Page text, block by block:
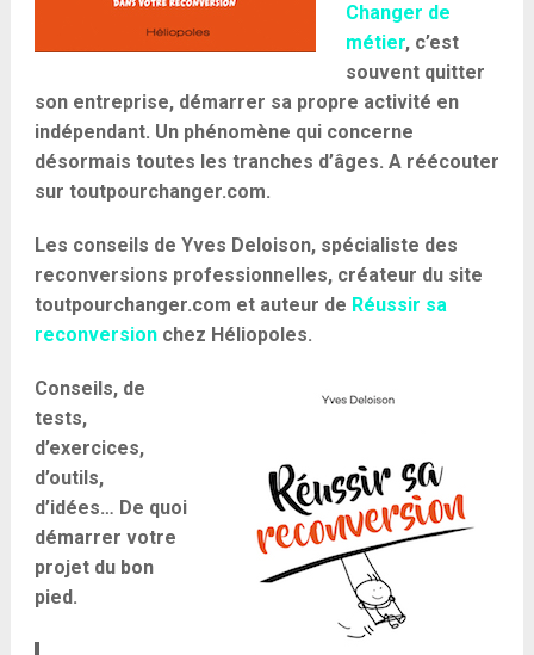
Changer de
métier, c’est
souvent quitter
son entreprise, démarrer sa propre activité en
indépendant. Un phénomène qui concerne
désormais toutes les tranches d’âges. A réécouter
sur toutpourchanger.com.
Les conseils de Yves Deloison, spécialiste des
reconversions professionnelles, créateur du site
toutpourchanger.com et auteur de Réussir sa
reconversionchez Héliopoles.
Conseils, de
tests,
d’exercices,
d’outils,
d’idées… De quoi
démarrer votre
projet du bon
pied.